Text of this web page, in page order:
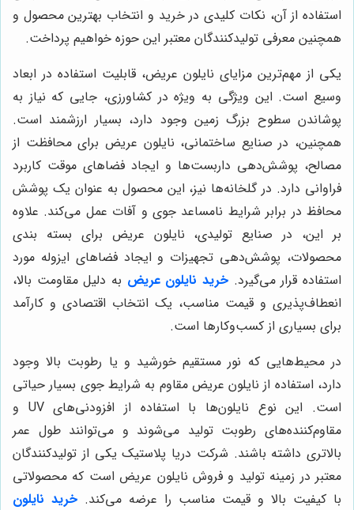
استفاده از آن، نکات کلیدی در خرید و انتخاب بهترین محصول و
همچنین معرفی تولیدکنندگان معتبر این حوزه خواهیم پرداخت.
یکی از مهم‌ترین مزایای نایلون عریض، قابلیت استفاده در ابعاد
وسیع است. این ویژگی به ویژه در کشاورزی، جایی که نیاز به
پوشاندن سطوح بزرگ زمین وجود دارد، بسیار ارزشمند است.
همچنین، در صنایع ساختمانی، نایلون عریض برای محافظت از
مصالح، پوشش‌دهی داربست‌ها و ایجاد فضاهای موقت کاربرد
فراوانی دارد. در گلخانه‌ها نیز، این محصول به عنوان یک پوشش
محافظ در برابر شرایط نامساعد جوی و آفات عمل می‌کند. علاوه
بر این، در صنایع تولیدی، نایلون عریض برای بسته بندی
محصولات، پوشش‌دهی تجهیزات و ایجاد فضاهای ایزوله مورد
استفاده قرار می‌گیرد. خرید نایلون عریض به دلیل مقاومت بالا،
انعطاف‌پذیری و قیمت مناسب، یک انتخاب اقتصادی و کارآمد
برای بسیاری از کسب‌وکارها است.
در محیط‌هایی که نور مستقیم خورشید و یا رطوبت بالا وجود
دارد، استفاده از نایلون عریض مقاوم به شرایط جوی بسیار حیاتی
است. این نوع نایلون‌ها با استفاده از افزودنی‌های UV و
مقاوم‌کننده‌های رطوبت تولید می‌شوند و می‌توانند طول عمر
بالاتری داشته باشند. شرکت دریا پلاستیک یکی از تولیدکنندگان
معتبر در زمینه تولید و فروش نایلون عریض است که محصولاتی
با کیفیت بالا و قیمت مناسب را عرضه می‌کند. خرید نایلون